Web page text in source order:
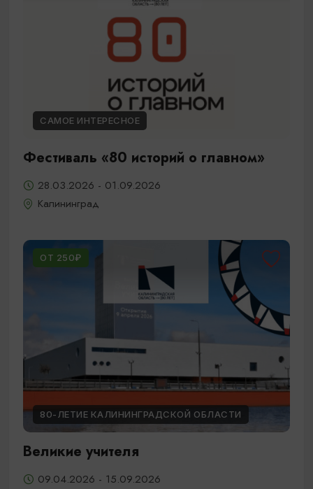
САМОЕ ИНТЕРЕСНОЕ
Фестиваль «80 историй о главном»
28.03.2026 - 01.09.2026
Калининград
ОТ 250₽
80-ЛЕТИЕ КАЛИНИНГРАДСКОЙ ОБЛАСТИ
Великие учителя
09.04.2026 - 15.09.2026